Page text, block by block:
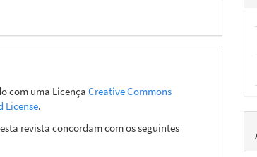
com uma LicençaCreative Commons
License.
revista concordam com os seguintes